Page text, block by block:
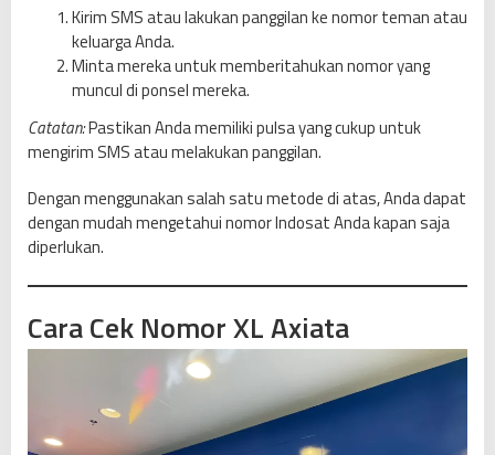
Kirim SMS atau lakukan panggilan ke nomor teman atau
keluarga Anda.
Minta mereka untuk memberitahukan nomor yang
muncul di ponsel mereka.
Catatan:Pastikan Anda memiliki pulsa yang cukup untuk
mengirim SMS atau melakukan panggilan.
Dengan menggunakan salah satu metode di atas, Anda dapat
dengan mudah mengetahui nomor Indosat Anda kapan saja
diperlukan.
Cara Cek Nomor XL Axiata